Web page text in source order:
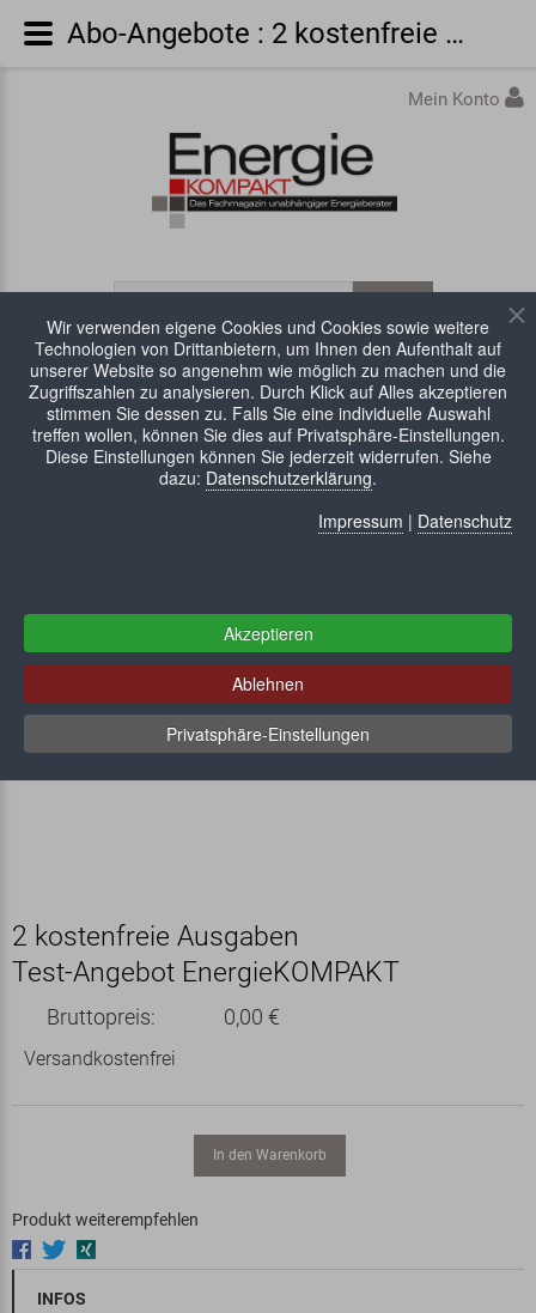
WARENKORB: 0 Artikel
Mein Konto
2 kostenfreie Ausgaben
Test-Angebot EnergieKOMPAKT
Bruttopreis: 0,00 €
Versandkostenfrei
In den Warenkorb
Produkt weiterempfehlen
INFOS
Abo-Angebote : 2 kostenfreie AusgabenTest-Angebot EnergieKOMPAKT
Wir verwenden eigene Cookies und Cookies sowie weitere
Technologien von Drittanbietern, um Ihnen den Aufenthalt auf
unserer Website so angenehm wie möglich zu machen und die
Zugriffszahlen zu analysieren. Durch Klick auf Alles akzeptieren
stimmen Sie dessen zu. Falls Sie eine individuelle Auswahl
treffen wollen, können Sie dies auf Privatsphäre-Einstellungen.
Diese Einstellungen können Sie jederzeit widerrufen. Siehe
dazu: Datenschutzerklärung.
Impressum | Datenschutz
Akzeptieren
Ablehnen
Privatsphäre-Einstellungen